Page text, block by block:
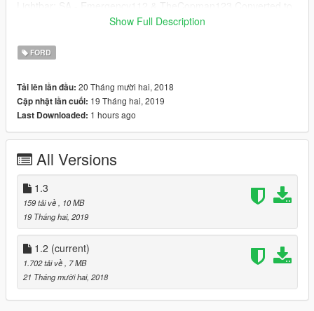
GTAV: TheCopman123
TheCopman123
Skin: TheCopman123
Small Fixes: TheCopman123
Show Full Description
FORD
Tải lên lần đầu: 20 Tháng mười hai, 2018
Cập nhật lần cuối: 19 Tháng hai, 2019
Last Downloaded: 1 hours ago
All Versions
1.3
159 tải về
, 10 MB
19 Tháng hai, 2019
1.2 (current)
1.702 tải về
, 7 MB
21 Tháng mười hai, 2018